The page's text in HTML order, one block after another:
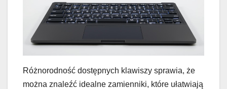
Różnorodność dostępnych klawiszy sprawia, że
można znaleźć idealne zamienniki, które ułatwiają